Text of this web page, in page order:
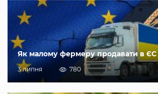
Як малому фермеру продавати в ЄС
3 липня 780